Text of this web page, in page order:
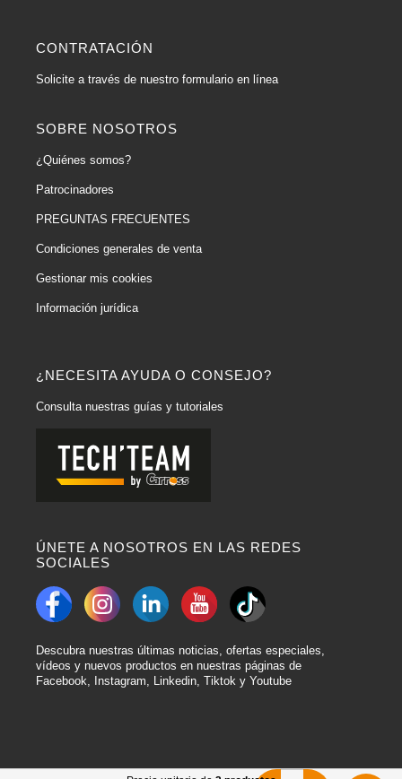
¿NECESITA AYUDA O CONSEJO?
Consulta nuestras guías y tutoriales
ÚNETE A NOSOTROS EN LAS REDES
SOCIALES
Descubra nuestras últimas noticias, ofertas especiales,
vídeos y nuevos productos en nuestras páginas de
Facebook, Instagram, Linkedin, Tiktok y Youtube
CONTRATACIÓN
Solicite a través de nuestro formulario en línea
SOBRE NOSOTROS
¿Quiénes somos?
Patrocinadores
PREGUNTAS FRECUENTES
Condiciones generales de venta
Gestionar mis cookies
Información jurídica